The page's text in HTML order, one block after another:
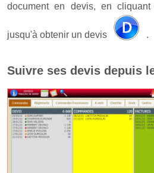
document en devis, en
jusqu'à obtenir un devis .
Suivre ses devis depuis